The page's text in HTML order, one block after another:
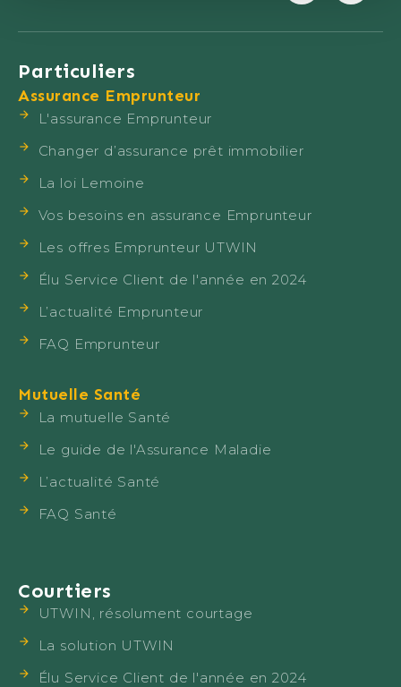
Particuliers
Assurance Emprunteur
L'assurance Emprunteur
Changer d’assurance prêt immobilier
La loi Lemoine
Vos besoins en assurance Emprunteur
Les offres Emprunteur UTWIN
Élu Service Client de l'année en 2024
L’actualité Emprunteur
FAQ Emprunteur
Mutuelle Santé
La mutuelle Santé
Le guide de l'Assurance Maladie
L’actualité Santé
FAQ Santé
Courtiers
UTWIN, résolument courtage
La solution UTWIN
Élu Service Client de l'année en 2024